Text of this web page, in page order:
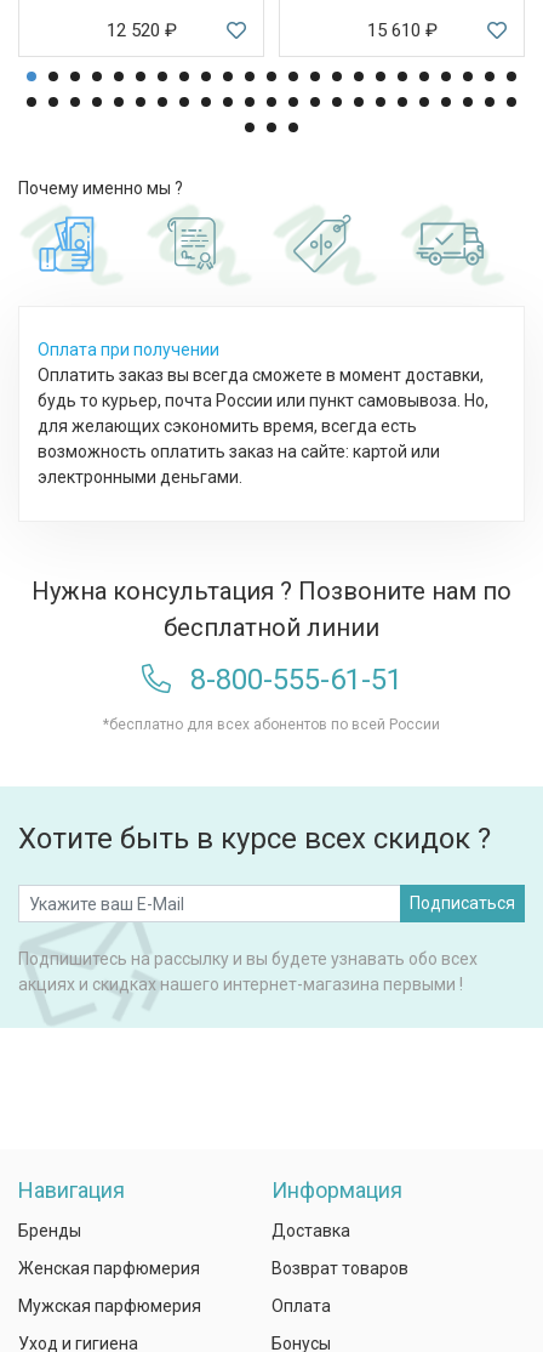
12 520 ₽ 15 610 ₽
Почему именно мы ?
Оплата при получении
Оплатить заказ вы всегда сможете в момент доставки,
будь то курьер, почта России или пункт самовывоза. Но,
для желающих сэкономить время, всегда есть
возможность оплатить заказ на сайте: картой или
электронными деньгами.
Нужна консультация ? Позвоните нам по
бесплатной линии
8-800-555-61-51
*бесплатно для всех абонентов по всей России
Хотите быть в курсе всех скидок ?
Подписаться
Подпишитесь на рассылку и вы будете узнавать обо всех
акциях и скидках нашего интернет-магазина первыми !
Навигация
Бренды
Женская парфюмерия
Мужская парфюмерия
Уход и гигиена
Информация
Доставка
Возврат товаров
Оплата
Бонусы